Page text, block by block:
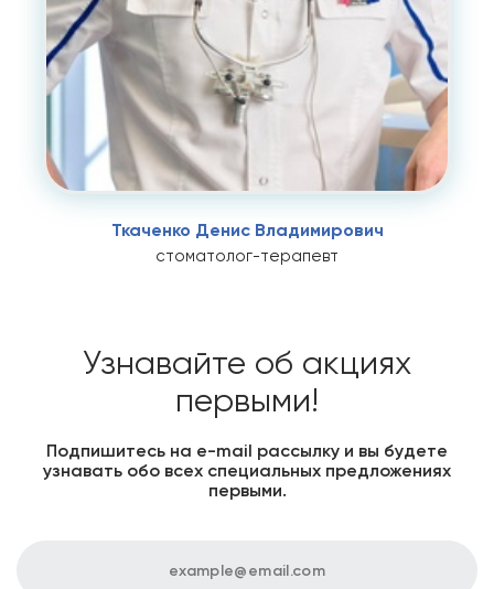
Ткаченко Денис Владимирович
стоматолог-терапевт
Узнавайте об акциях
первыми!
Подпишитесь на е-mail рассылку и вы будете
узнавать обо всех специальных предложениях
первыми.